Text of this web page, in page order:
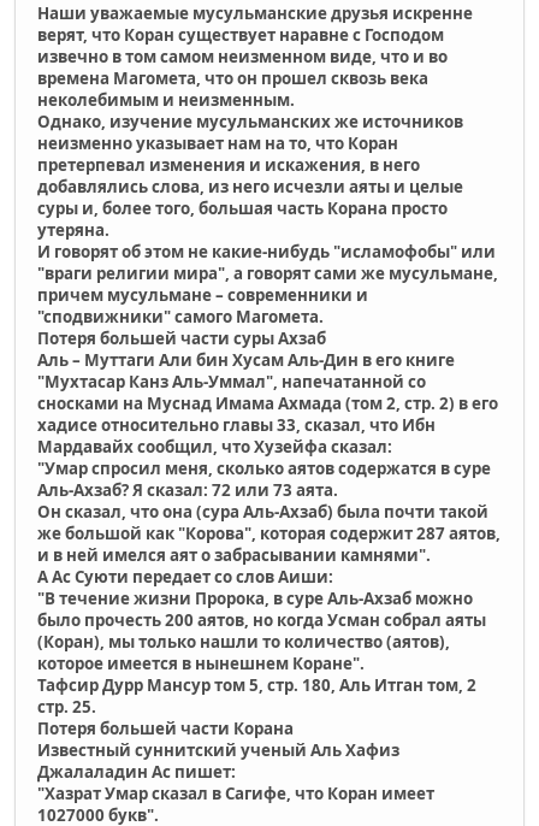
Наши уважаемые мусульманские друзья искренне
верят, что Коран существует наравне с Господом
извечно в том самом неизменном виде, что и во
времена Магомета, что он прошел сквозь века
неколебимым и неизменным.
Однако, изучение мусульманских же источников
неизменно указывает нам на то, что Коран
претерпевал изменения и искажения, в него
добавлялись слова, из него исчезли аяты и целые
суры и, более того, большая часть Корана просто
утеряна.
И говорят об этом не какие-нибудь "исламофобы" или
"враги религии мира", а говорят сами же мусульмане,
причем мусульмане – современники и
"сподвижники" самого Магомета.
Потеря большей части суры Ахзаб
Аль – Муттаги Aли бин Хусам Аль-Дин в его книге
"Мухтасар Канз Аль-Уммал", напечатанной со
сносками на Муснад Имама Ахмада (том 2, стр. 2) в его
хадисе относительно главы 33, сказал, что Ибн
Мардавайх сообщил, что Хузейфа сказал:
"Умар спросил меня, сколько аятов содержатся в суре
Аль-Ахзаб? Я сказал: 72 или 73 аята.
Он сказал, что она (сура Аль-Ахзаб) была почти такой
же большой как "Корова", которая содержит 287 аятов,
и в ней имелся аят о забрасывании камнями".
А Ас Суюти передает со слов Аиши:
"В течение жизни Пророка, в суре Аль-Ахзаб можно
было прочесть 200 аятов, но когда Усман собрал аяты
(Коран), мы только нашли то количество (аятов),
которое имеется в нынешнем Коране".
Тафсир Дурр Мансур том 5, стр. 180, Аль Итган том, 2
стр. 25.
Потеря большей части Корана
Известный суннитский ученый Аль Хафиз
Джалаладин Ас пишет:
"Хазрат Умар сказал в Сагифе, что Коран имеет
1027000 букв".